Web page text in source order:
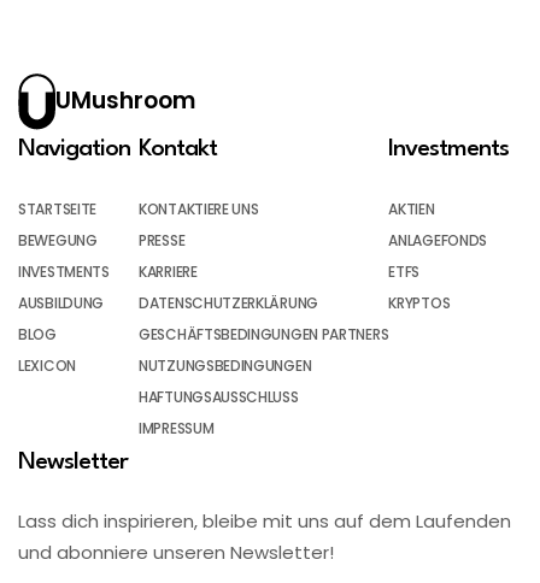
UMushroom
Navigation
STARTSEITE
BEWEGUNG
INVESTMENTS
AUSBILDUNG
BLOG
LEXICON
Kontakt
KONTAKTIERE UNS
PRESSE
KARRIERE
DATENSCHUTZERKLÄRUNG
GESCHÄFTSBEDINGUNGEN PARTNERS
NUTZUNGSBEDINGUNGEN
HAFTUNGSAUSSCHLUSS
IMPRESSUM
Investments
AKTIEN
ANLAGEFONDS
ETFS
KRYPTOS
Newsletter
Lass dich inspirieren, bleibe mit uns auf dem Laufenden
und abonniere unseren Newsletter!